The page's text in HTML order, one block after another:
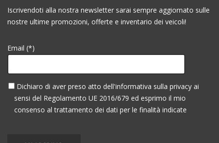
Iscrivendoti alla nostra newsletter sarai sempre aggiornato sulle
nostre ultime promozioni, offerte e inventario dei veicoli!
Email (*)
Dichiaro di aver preso atto dell'informativa sulla privacy ai
sensi del Regolamento UE 2016/679 ed esprimo il mio
consenso al trattamento dei dati per le finalità indicate